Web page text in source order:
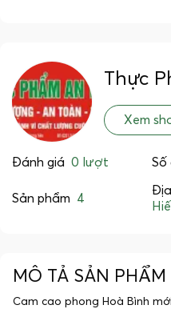
Thực
Xem
Đánh giá 0 lượt Số
Sản phẩm 4
MÔ TẢ SẢN PHẨM
Cam cao phong Hoà Bình